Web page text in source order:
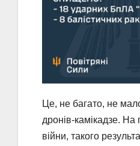
Це, не багато, не
дронів-камікадзе. На
війни, такого